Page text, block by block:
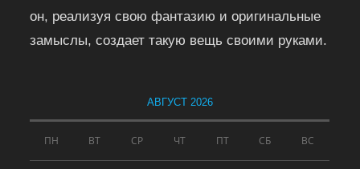
он, реализуя свою фантазию и оригинальные
замыслы, создает такую вещь своими руками.
АВГУСТ 2026
ПН ВТ СР ЧТ ПТ СБ ВС